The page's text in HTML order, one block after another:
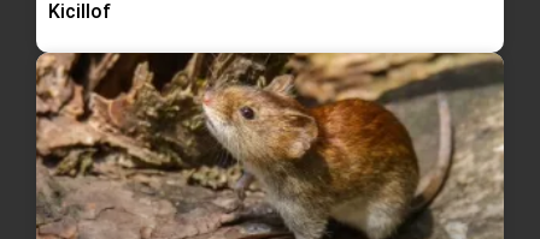
Kicillof